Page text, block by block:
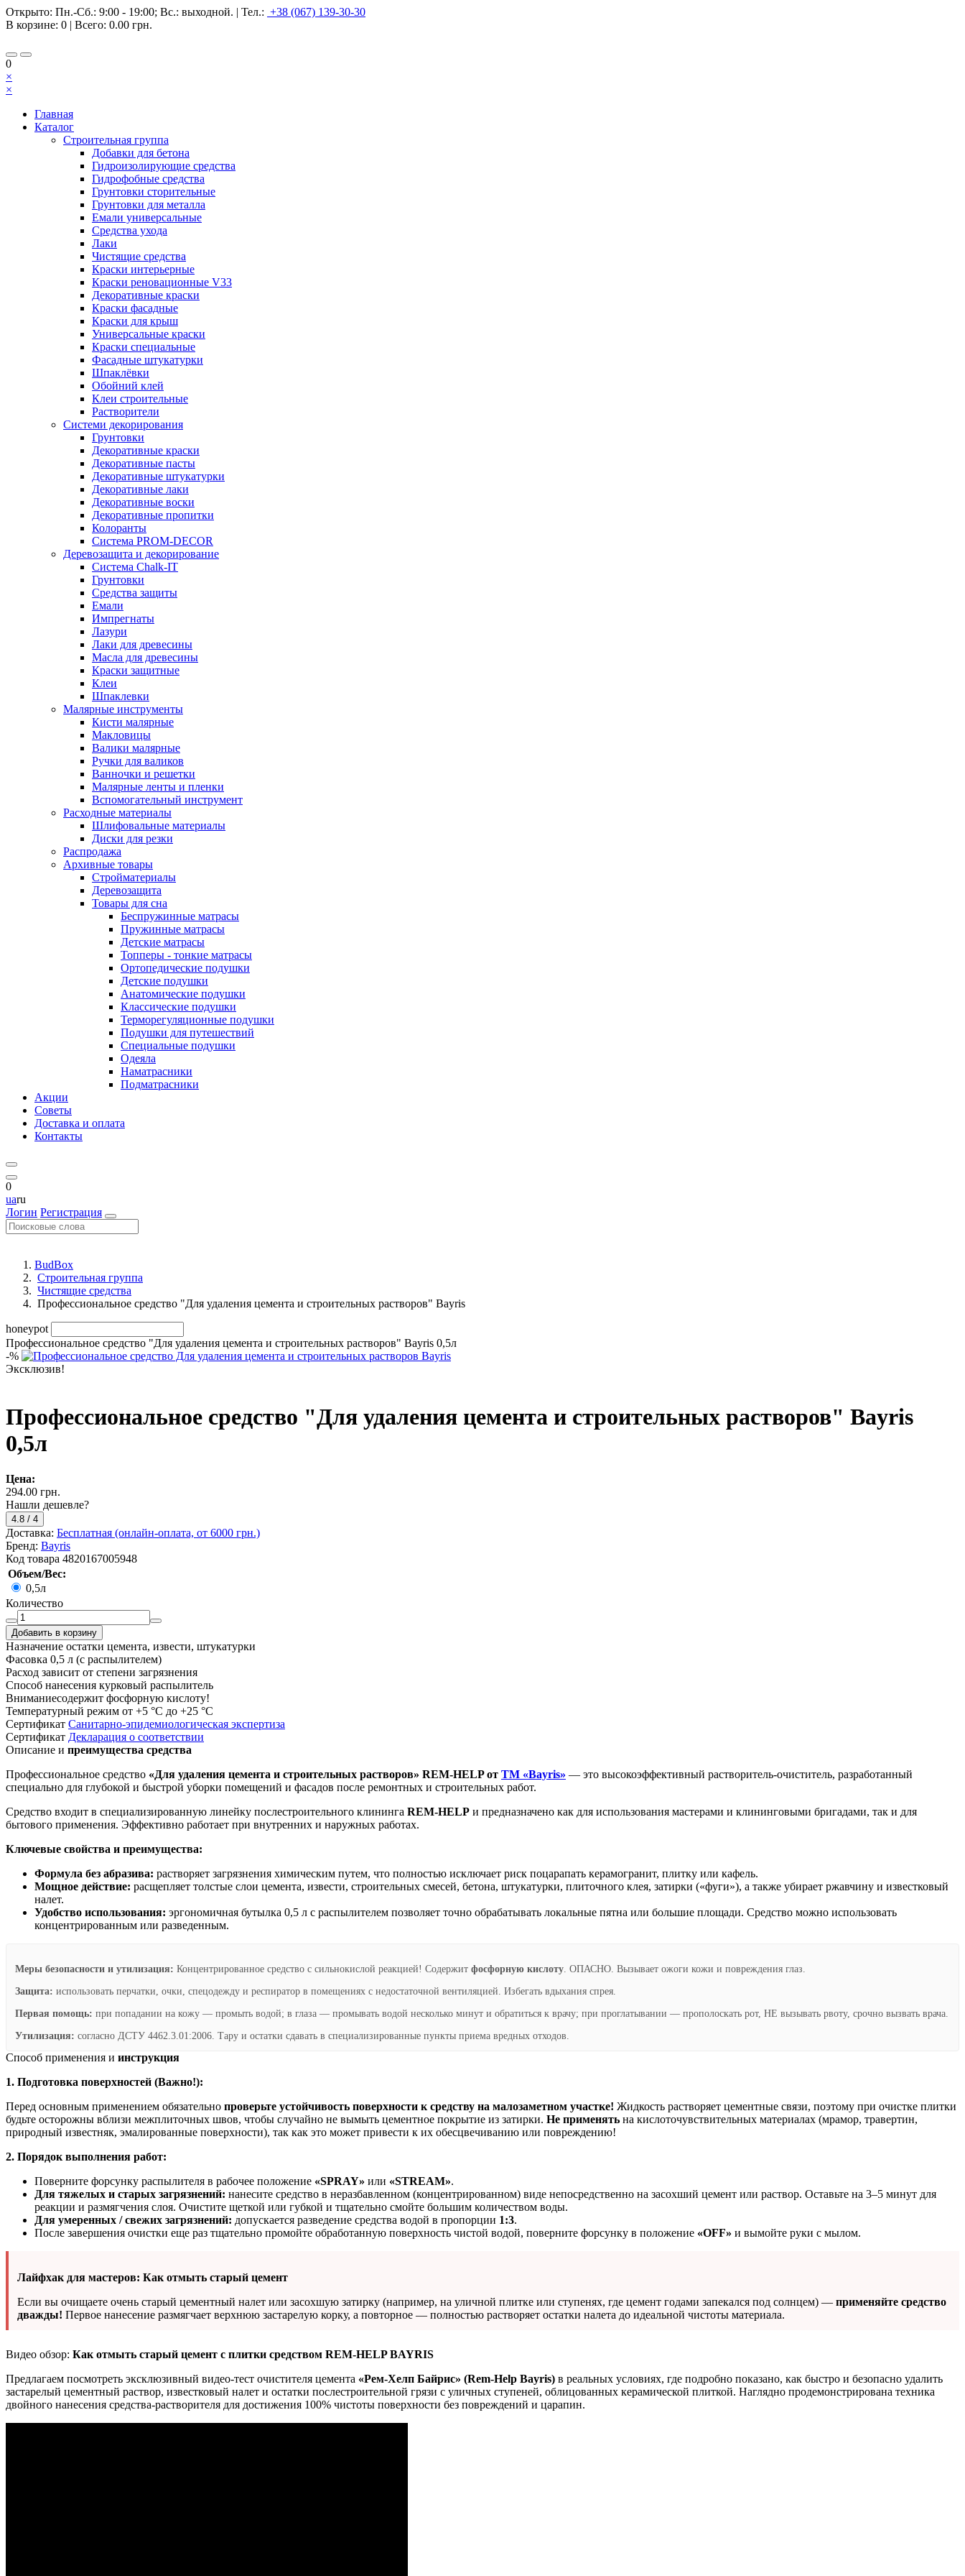
Открыто: Пн.-Сб.: 9:00 - 19:00; Вс.: выходной. | Тел.: +38 (067) 139-30-30
В корзине: 0 | Всего: 0.00 грн.
0
×
×
Главная
Каталог
Строительная группа
Добавки для бетона
Гидроизолирующие средства
Гидрофобные средства
Грунтовки сторительные
Грунтовки для металла
Емали универсальные
Средства ухода
Лаки
Чистящие средства
Краски интерьерные
Краски реновационные V33
Декоративные краски
Краски фасадные
Краски для крыш
Универсальные краски
Краски специальные
Фасадные штукатурки
Шпаклёвки
Обойний клей
Клеи строительные
Растворители
Системи декорирования
Грунтовки
Декоративные краски
Декоративные пасты
Декоративные штукатурки
Декоративные лаки
Декоративные воски
Декоративные пропитки
Колоранты
Система PROM-DECOR
Деревозащита и декорирование
Система Chalk-IT
Грунтовки
Средства защиты
Емали
Импрегнаты
Лазури
Лаки для древесины
Масла для древесины
Краски защитные
Клеи
Шпаклевки
Малярные инструменты
Кисти малярные
Макловицы
Валики малярные
Ручки для валиков
Ванночки и решетки
Малярные ленты и пленки
Вспомогательный инструмент
Расходные материалы
Шлифовальные материалы
Диски для резки
Распродажа
Архивные товары
Стройматериалы
Деревозащита
Товары для сна
Беспружинные матрасы
Пружинные матрасы
Детские матрасы
Топперы - тонкие матрасы
Ортопедические подушки
Детские подушки
Анатомические подушки
Классические подушки
Терморегуляционные подушки
Подушки для путешествий
Специальные подушки
Одеяла
Наматрасники
Подматрасники
Акции
Советы
Доставка и оплата
Контакты
0
uaru
Логин Регистрация
BudBox
Строительная группа
Чистящие средства
Профессиональное средство "Для удаления цемента и строительных растворов" Bayris
honeypot
Профессиональное средство "Для удаления цемента и строительных растворов" Bayris 0,5л
-%
Эксклюзив!
Профессиональное средство "Для удаления цемента и строительных растворов" Bayris
0,5л
Цена:
294.00 грн.
Нашли дешевле?
4.8 / 4
Доставка: Бесплатная (онлайн-оплата, от 6000 грн.)
Бренд: Bayris
Код товара 4820167005948
Объем/Вес:
0,5л
Количество
Добавить в корзину
Назначение остатки цемента, извести, штукатурки
Фасовка 0,5 л (с распылителем)
Расход зависит от степени загрязнения
Способ нанесения курковый распылитель
Вниманиесодержит фосфорную кислоту!
Температурный режим от +5 °С до +25 °С
Сертификат Санитарно-эпидемиологическая экспертиза
Сертификат Декларация о соответствии
Описание и преимущества средства
Профессиональное средство «Для удаления цемента и строительных растворов» REM-HELP от ТМ «Bayris» — это высокоэффективный растворитель-очиститель, разработанный
специально для глубокой и быстрой уборки помещений и фасадов после ремонтных и строительных работ.
Средство входит в специализированную линейку послестроительного клининга REM-HELP и предназначено как для использования мастерами и клининговыми бригадами, так и для
бытового применения. Эффективно работает при внутренних и наружных работах.
Ключевые свойства и преимущества:
Формула без абразива: растворяет загрязнения химическим путем, что полностью исключает риск поцарапать керамогранит, плитку или кафель.
Мощное действие: расщепляет толстые слои цемента, извести, строительных смесей, бетона, штукатурки, плиточного клея, затирки («фуги»), а также убирает ржавчину и известковый
налет.
Удобство использования: эргономичная бутылка 0,5 л с распылителем позволяет точно обрабатывать локальные пятна или большие площади. Средство можно использовать
концентрированным или разведенным.
Меры безопасности и утилизация: Концентрированное средство с сильнокислой реакцией! Содержит фосфорную кислоту . ОПАСНО. Вызывает ожоги кожи и повреждения глаз.
Защита: использовать перчатки, очки, спецодежду и респиратор в помещениях с недостаточной вентиляцией. Избегать вдыхания спрея.
Первая помощь: при попадании на кожу — промыть водой; в глаза — промывать водой несколько минут и обратиться к врачу; при проглатывании — прополоскать рот, НЕ вызывать рвоту, срочно вызвать врача.
Утилизация: согласно ДСТУ 4462.3.01:2006. Тару и остатки сдавать в специализированные пункты приема вредных отходов.
Способ применения и инструкция
1. Подготовка поверхностей (Важно!):
Перед основным применением обязательно проверьте устойчивость поверхности к средству на малозаметном участке! Жидкость растворяет цементные связи, поэтому при очистке плитки
будьте осторожны вблизи межплиточных швов, чтобы случайно не вымыть цементное покрытие из затирки. Не применять на кислоточувствительных материалах (мрамор, травертин,
природный известняк, эмалированные поверхности), так как это может привести к их обесцвечиванию или повреждению!
2. Порядок выполнения работ:
Поверните форсунку распылителя в рабочее положение «SPRAY» или «STREAM».
Для тяжелых и старых загрязнений: нанесите средство в неразбавленном (концентрированном) виде непосредственно на засохший цемент или раствор. Оставьте на 3–5 минут для
реакции и размягчения слоя. Очистите щеткой или губкой и тщательно смойте большим количеством воды.
Для умеренных / свежих загрязнений: допускается разведение средства водой в пропорции 1:3.
После завершения очистки еще раз тщательно промойте обработанную поверхность чистой водой, поверните форсунку в положение «OFF» и вымойте руки с мылом.
Лайфхак для мастеров: Как отмыть старый цемент
Если вы очищаете очень старый цементный налет или засохшую затирку (например, на уличной плитке или ступенях, где цемент годами запекался под солнцем) — применяйте средство
дважды! Первое нанесение размягчает верхнюю застарелую корку, а повторное — полностью растворяет остатки налета до идеальной чистоты материала.
Видео обзор: Как отмыть старый цемент с плитки средством REM-HELP BAYRIS
Предлагаем посмотреть эксклюзивный видео-тест очистителя цемента «Рем-Хелп Байрис» (Rem-Help Bayris) в реальных условиях, где подробно показано, как быстро и безопасно удалить
застарелый цементный раствор, известковый налет и остатки послестроительной грязи с уличных ступеней, облицованных керамической плиткой. Наглядно продемонстрирована техника
двойного нанесения средства-растворителя для достижения 100% чистоты поверхности без повреждений и царапин.